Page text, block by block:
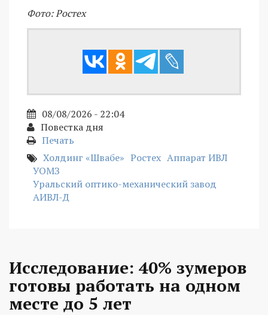
Фото: Ростех
08/08/2026 - 22:04
Повестка дня
Печать
Холдинг «Швабе» Ростех Аппарат ИВЛ
УОМЗ
Уральский оптико-механический завод
АИВЛ-Д
Исследование: 40% зумеров
готовы работать на одном
месте до 5 лет